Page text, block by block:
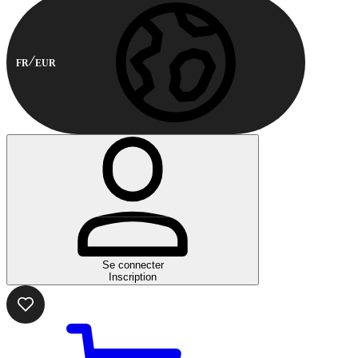
FR EUR
Se connecter
Inscription